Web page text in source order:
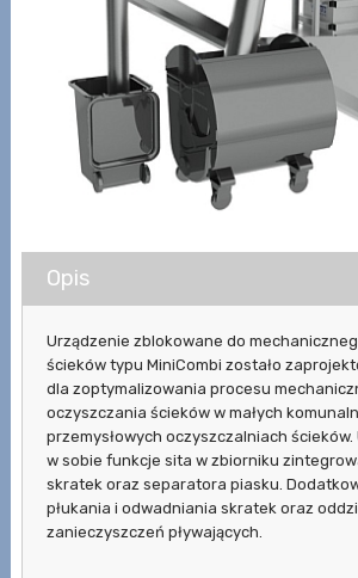
Opis
Urządzenie zblokowane do
ścieków typu MiniCombi zostało
dla zoptymalizowania procesu
oczyszczania ścieków w małych
przemysłowych oczyszczalniach ścieków.
w sobie funkcje sita w zbiorniku
skratek oraz separatora piasku.
płukania i odwadniania skratek oraz
zanieczyszczeń pływających.